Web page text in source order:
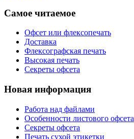
Самое читаемое
Офсет или флексопечать
Доставка
Флексографская печать
Высокая печать
Секреты офсета
Новая информация
Работа над файлами
Особенности листового офсета
Секреты офсета
Печать сухой этикетки